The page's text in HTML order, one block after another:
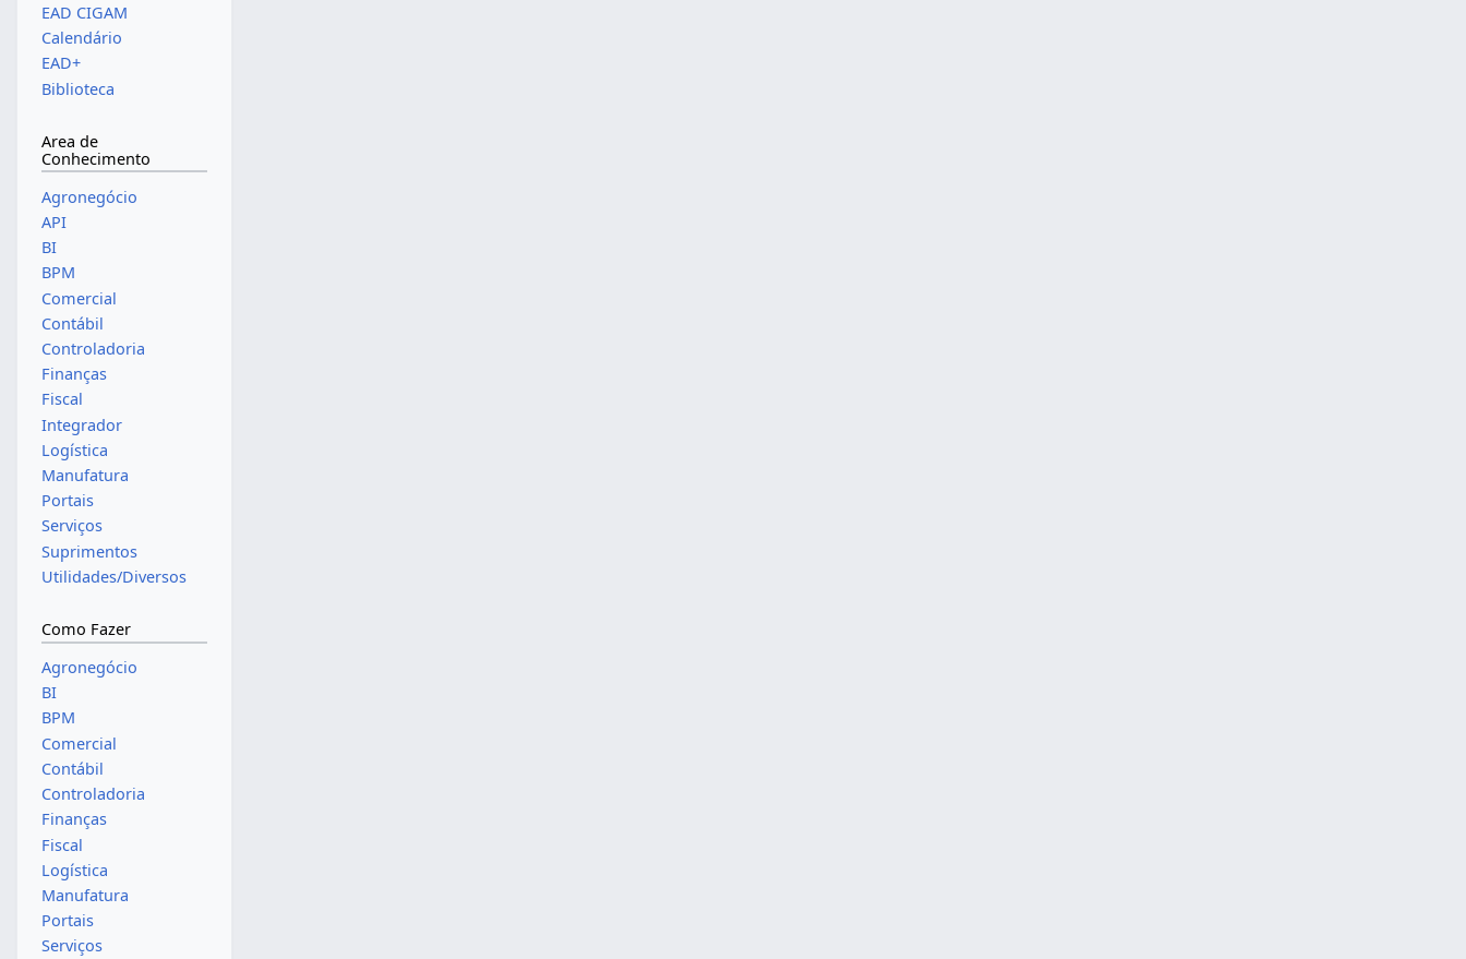
EAD CIGAM
Calendário
EAD+
Biblioteca
Area de
Conhecimento
Agronegócio
API
BI
BPM
Comercial
Contábil
Controladoria
Finanças
Fiscal
Integrador
Logística
Manufatura
Portais
Serviços
Suprimentos
Utilidades/Diversos
Como Fazer
Agronegócio
BI
BPM
Comercial
Contábil
Controladoria
Finanças
Fiscal
Logística
Manufatura
Portais
Serviços